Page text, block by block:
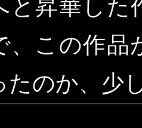
と昇華した
、この作
たのか、少